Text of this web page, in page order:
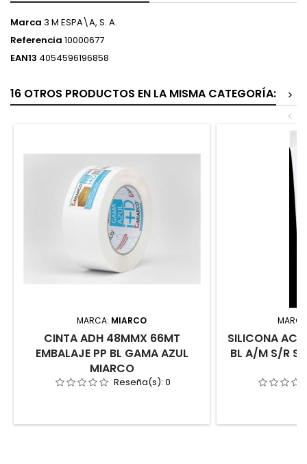
Marca 3 M ESPA\A, S. A.
Referencia 10000677
EAN13 4054596196858
16 OTROS PRODUCTOS EN LA MISMA CATEGORÍA:
>
<
MARCA: MIARCO
CINTA ADH 48MMX 66MT
EMBALAJE PP BL GAMA AZUL
MIARCO
Reseña(s): 0
SILICONA
BL A/M S/R